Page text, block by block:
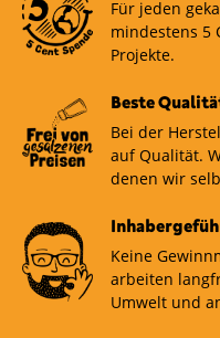
Für jeden
mindestens 5
Projekte.
Beste
Bei der
auf Qualität.
denen wir
Keine
arbeiten
Umwelt und